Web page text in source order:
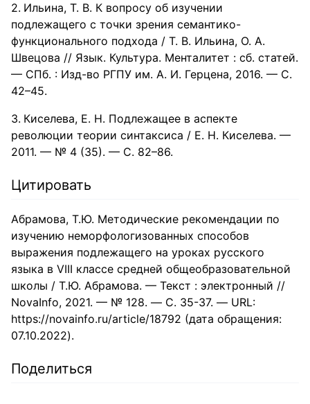
Ильина, Т. В. К вопросу об изучении
подлежащего с точки зрения семантико-
функционального подхода / Т. В. Ильина, О. А.
Швецова // Язык. Культура. Менталитет : сб. статей.
— СПб. : Изд-во РГПУ им. А. И. Герцена, 2016. — С.
42–45.
Киселева, Е. Н. Подлежащее в аспекте
революции теории синтаксиса / Е. Н. Киселева. —
2011. — № 4 (35). — С. 82–86.
Цитировать
Абрамова, Т.Ю. Методические рекомендации по
изучению неморфологизованных способов
выражения подлежащего на уроках русского
языка в VIII классе средней общеобразовательной
школы / Т.Ю. Абрамова. — Текст : электронный //
NovaInfo, 2021. — № 128. — С. 35-37. — URL:
https://novainfo.ru/article/18792 (дата обращения:
07.10.2022).
Поделиться